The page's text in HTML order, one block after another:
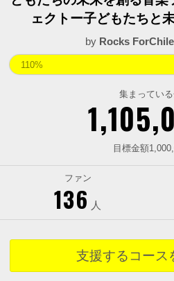
ェクトー子どもたちと
by Rocks
集まってい
110%
目標金額
ファン
136 人
支援するコース